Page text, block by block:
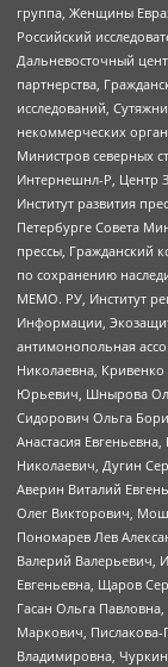
группа, Женщины
Российский
Дальневосточный
партнерства,
исследований,
некоммерческих
Министров северных
Интернешнл-Р, Центр
Институт развития
Петербурге Совета
прессы, Гражданский
по сохранению
МЕМО. РУ, Институт
Информации,
антимонопольная
Николаевна,
Юрьевич, Шнырова
Сидорович Ольга
Анастасия
Николаевич, Дугин
Аверин Виталий
Олег Викторович,
Пономарев Лев
Валерий Валерьевич,
Евгеньевна, Щаров
Гасан Ольга
Маркович,
Владимировна,